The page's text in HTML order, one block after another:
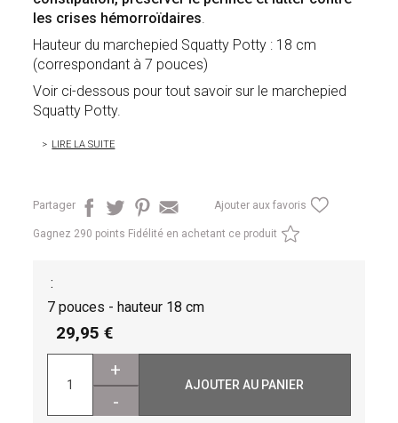
les crises hémorroïdaires
Hauteur du marchepied Squatty Potty : 18 cm
(correspondant à 7 pouces)
Voir ci-dessous pour tout savoir sur le marchepied
Squatty Potty.
LIRE LA SUITE
Partager Ajouter aux favoris
Gagnez 290 points Fidélité en achetant ce produit
:
7 pouces - hauteur 18 cm
29,95
+
-
AJOUTER AU PANIER